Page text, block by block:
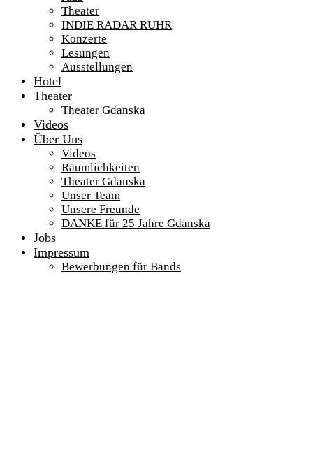
Theater
INDIE RADAR RUHR
Konzerte
Lesungen
Ausstellungen
Hotel
Theater
Theater Gdanska
Videos
Über Uns
Videos
Räumlichkeiten
Theater Gdanska
Unser Team
Unsere Freunde
DANKE für 25 Jahre Gdanska
Jobs
Impressum
Bewerbungen für Bands